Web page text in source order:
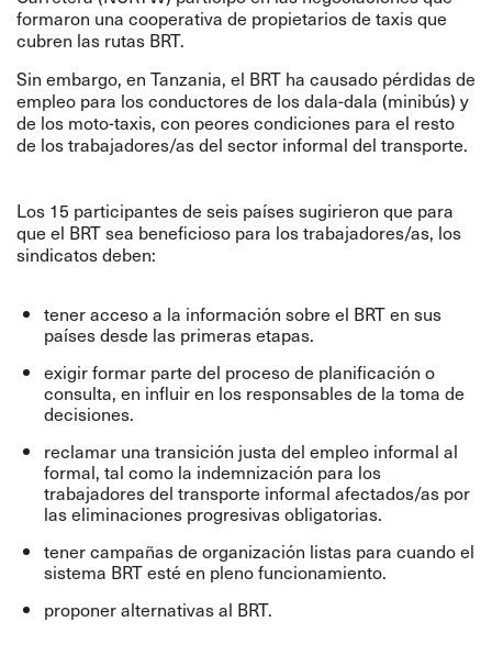
formaron una cooperativa de propietarios de taxis que
cubren las rutas BRT.
Sin embargo, en Tanzania, el BRT ha causado pérdidas de
empleo para los conductores de los dala-dala (minibús) y
de los moto-taxis, con peores condiciones para el resto
de los trabajadores/as del sector informal del transporte.
Los 15 participantes de seis países sugirieron que para
que el BRT sea beneficioso para los trabajadores/as, los
sindicatos deben:
tener acceso a la información sobre el BRT en sus
países desde las primeras etapas.
exigir formar parte del proceso de planificación o
consulta, en influir en los responsables de la toma de
decisiones.
reclamar una transición justa del empleo informal al
formal, tal como la indemnización para los
trabajadores del transporte informal afectados/as por
las eliminaciones progresivas obligatorias.
tener campañas de organización listas para cuando el
sistema BRT esté en pleno funcionamiento.
proponer alternativas al BRT.